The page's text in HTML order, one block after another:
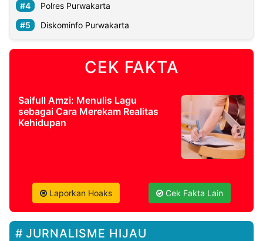
Polres Purwakarta
Diskominfo Purwakarta
CEK FAKTA
Saifull Amzi: Menulis Lagu
sebagai Cara Merekam Realitas
Kehidupan
Laporkan Hoaks Cek Fakta Lain
JURNALISME HIJAU